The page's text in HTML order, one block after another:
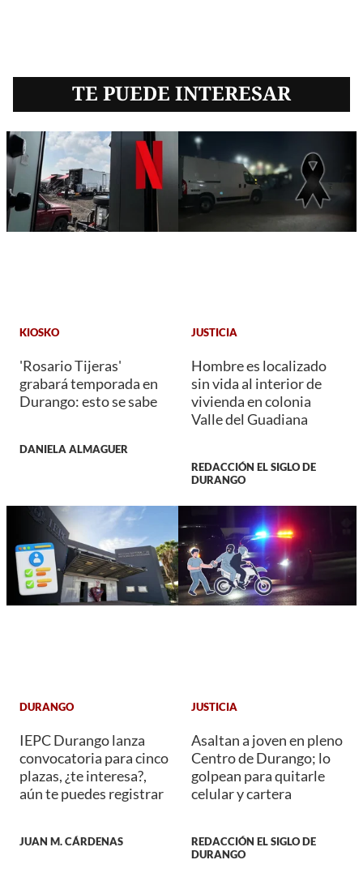
TE PUEDE INTERESAR
KIOSKO
'Rosario Tijeras'
grabará temporada en
Durango: esto se sabe
DANIELA ALMAGUER
JUSTICIA
Hombre es localizado
sin vida al interior de
vivienda en colonia
Valle del Guadiana
REDACCIÓN EL SIGLO DE
DURANGO
DURANGO
IEPC Durango lanza
convocatoria para cinco
plazas, ¿te interesa?,
aún te puedes registrar
JUAN M. CÁRDENAS
JUSTICIA
Asaltan a joven en pleno
Centro de Durango; lo
golpean para quitarle
celular y cartera
REDACCIÓN EL SIGLO DE
DURANGO